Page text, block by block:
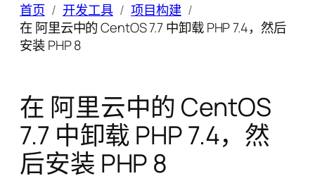
首页 开发工具
项目构建
在 阿里云中的 CentOS 7.7 中卸载 PHP 7.4，然后
安装 PHP 8
在 阿里云中的 CentOS
7.7 中卸载 PHP 7.4，然
后安装 PHP 8